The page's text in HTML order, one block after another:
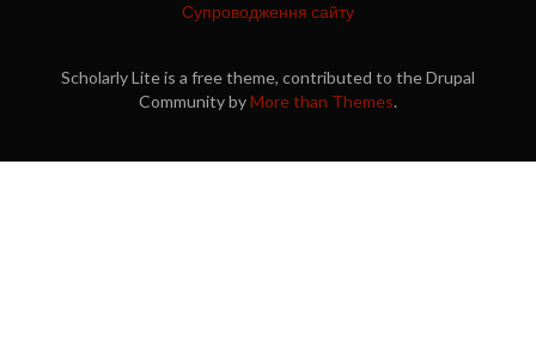
Супроводження сайту
Scholarly Lite is a free theme, contributed to the Drupal
Community byMore than Themes.